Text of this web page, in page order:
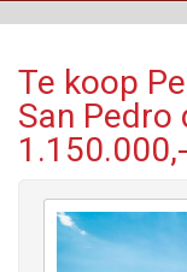
Te koop
San Pedro
1.150.000,-